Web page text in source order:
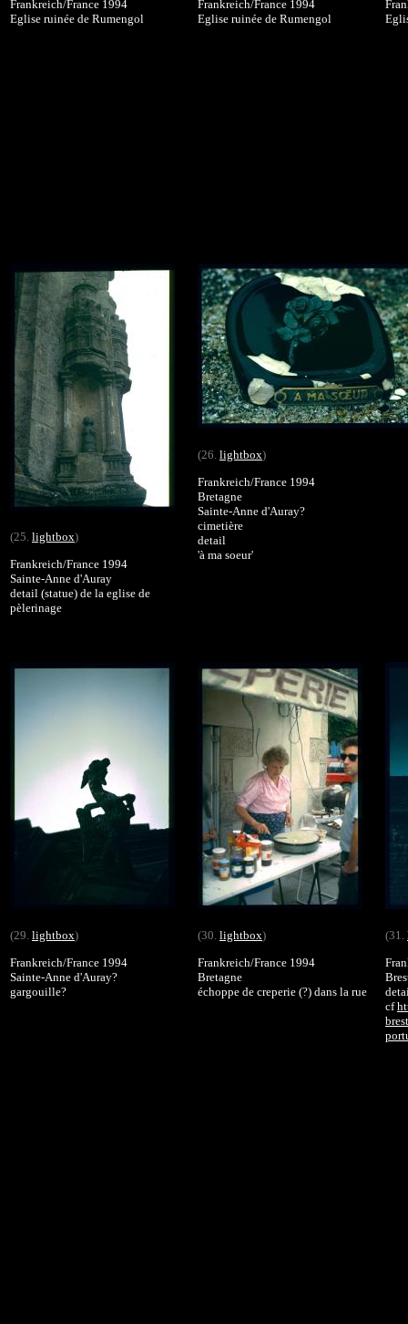
Frankreich/France 1994
Eglise ruinée de Rumengol
Frankreich/France 1994
Eglise ruinée de Rumengol
(25. lightbox)
Frankreich/France 1994
Sainte-Anne d'Auray
detail (statue) de la eglise de
pèlerinage
(26. lightbox)
Frankreich/France 1994
Bretagne
Sainte-Anne d'Auray?
cimetière
detail
'à ma soeur'
(29. lightbox)
Frankreich/France 1994
Sainte-Anne d'Auray?
gargouille?
(30. lightbox)
Frankreich/France 1994
Bretagne
échoppe de creperie (?) dans la rue
(31.
cf